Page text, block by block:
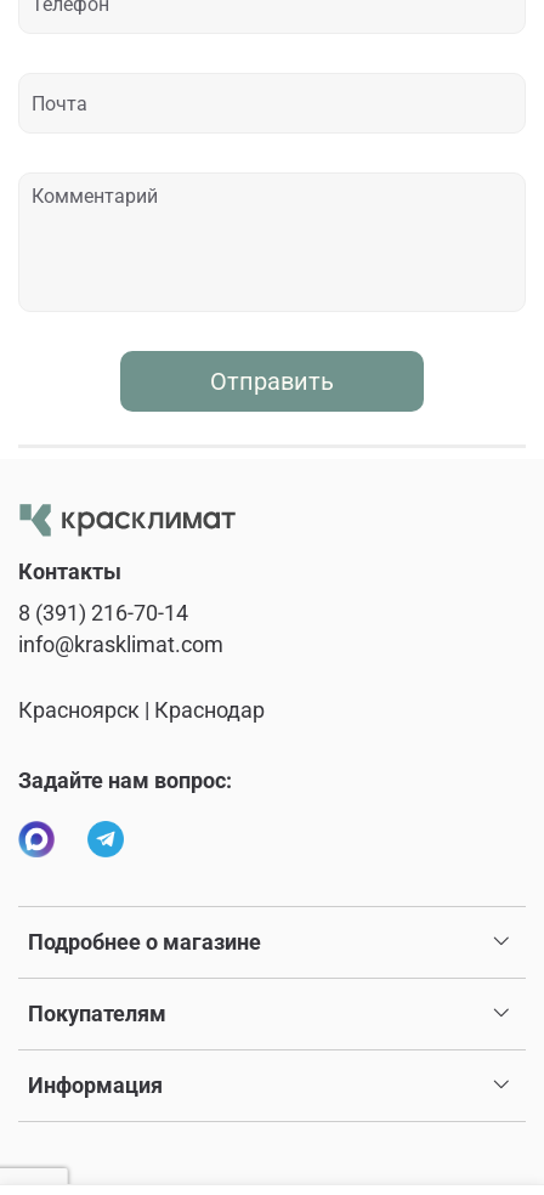
Отправить
Подробнее о магазине
Покупателям
Информация
Контакты
8 (391) 216-70-14
info@krasklimat.com
Красноярск | Краснодар
Задайте нам вопрос: